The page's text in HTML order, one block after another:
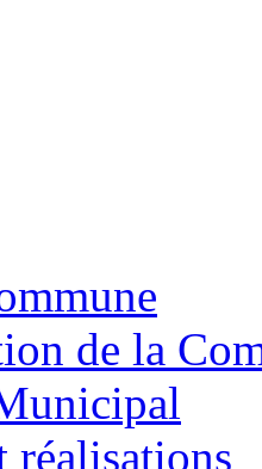
de la
réalisations